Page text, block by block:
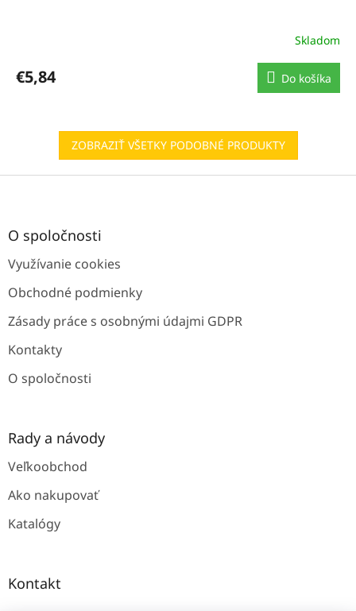
Skladom
€5,84 Do košíka
ZOBRAZIŤ VŠETKY PODOBNÉ PRODUKTY
Z
O spoločnosti
Využívanie cookies
Obchodné podmienky
Zásady práce s osobnými údajmi GDPR
Kontakty
O spoločnosti
Rady a návody
Veľkoobchod
Ako nakupovať
Katalógy
Kontakt